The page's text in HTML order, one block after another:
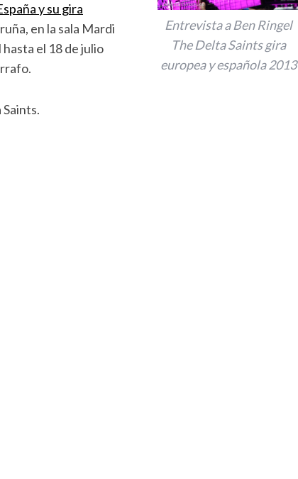
Entrevista a Ben Ringel
The Delta Saints gira
europea y española 2013
y su gira
en la sala Mardi
el 18 de julio